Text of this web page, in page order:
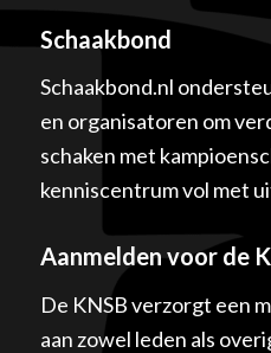
Schaakbond
Schaakbond.nl
en organisatoren om
schaken met
kenniscentrum vol met
Aanmelden voor de
De KNSB verzorgt een
aan zowel leden als